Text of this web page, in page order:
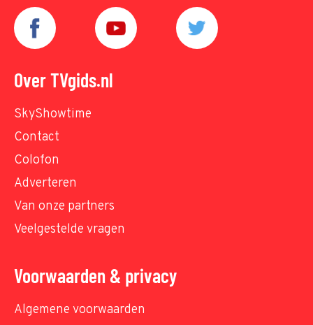
Over TVgids.nl
SkyShowtime
Contact
Colofon
Adverteren
Van onze partners
Veelgestelde vragen
Voorwaarden & privacy
Algemene voorwaarden